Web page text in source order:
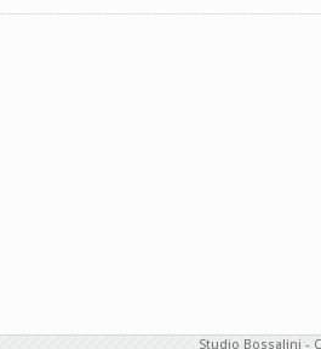
Studio Bossalini -